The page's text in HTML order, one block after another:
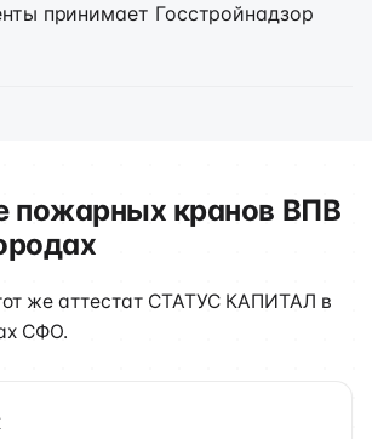
принимает Госстройнадзор
пожарных кранов ВПВ
же аттестат СТАТУС КАПИТАЛ в
СФО.